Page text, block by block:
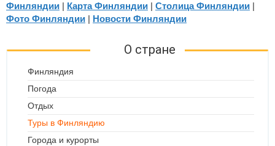
Финляндии | Карта Финляндии | Столица Финляндии |
Фото Финляндии | Новости Финляндии
О стране
Финляндия
Погода
Отдых
Туры в Финляндию
Города и курорты